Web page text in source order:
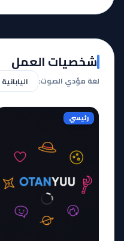
شخصيات العمل
لغة مؤدي الصوت:
رئيسي